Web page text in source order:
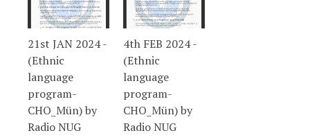
21st JAN 2024 -
(Ethnic
language
program-
CHO_Mün) by
Radio NUG
4th FEB 2024 -
(Ethnic
language
program-
CHO_Mün) by
Radio NUG